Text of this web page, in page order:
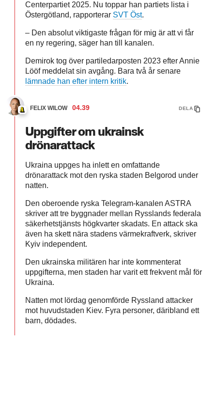
Centerpartiet 2025. Nu toppar han partiets lista i
Östergötland, rapporterar SVT Öst.
– Den absolut viktigaste frågan för mig är att vi får
en ny regering, säger han till kanalen.
Demirok tog över partiledarposten 2023 efter Annie
Lööf meddelat sin avgång. Bara två år senare
lämnade han efter intern kritik.
FELIX WILOW 04.39 DELA
Uppgifter om ukrainsk
drönarattack
Ukraina uppges ha inlett en omfattande
drönarattack mot den ryska staden Belgorod under
natten.
Den oberoende ryska Telegram-kanalen ASTRA
skriver att tre byggnader mellan Rysslands federala
säkerhetstjänsts högkvarter skadats. En attack ska
även ha skett nära stadens värmekraftverk, skriver
Kyiv independent.
Den ukrainska militären har inte kommenterat
uppgifterna, men staden har varit ett frekvent mål för
Ukraina.
Natten mot lördag genomförde Ryssland attacker
mot huvudstaden Kiev. Fyra personer, däribland ett
barn, dödades.